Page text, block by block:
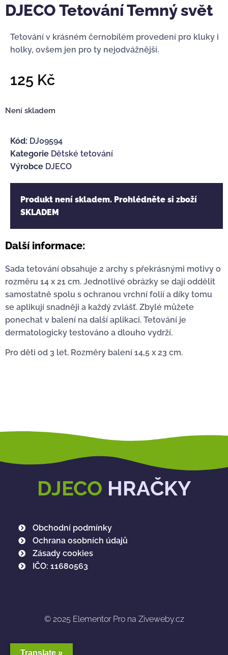
DJECO Tetování Temný svět
Tetování v krásném černobílém provedení pro kluky i
holky, ovšem jen pro ty nejodvážnější.
125 Kč
Není skladem
Kód: DJ09594
Kategorie Dětské tetování
Výrobce DJECO
Produkt není skladem. Prohlédněte si zboží
SKLADEM
Další informace:
Sada tetování obsahuje 2 archy s překrásnými motivy o
rozměru 14 x 21 cm. Jednotlivé obrázky se dají oddělit
samostatně spolu s ochranou vrchní folií a díky tomu
se aplikují snadněji a každý zvlášť. Zbylé můžete
ponechat v balení na další aplikaci. Tetování je
dermatologicky testováno a dlouho vydrží.
Pro děti od 3 let. Rozměry balení 14,5 x 23 cm.
DJECO HRAČKY
Obchodní podmínky
Ochrana osobních údajů
Zásady cookies
IČO: 11680563
© 2025 Elementor Pro na Ziveweby.cz
Translate »